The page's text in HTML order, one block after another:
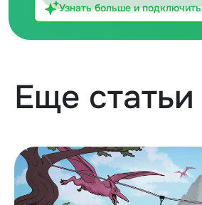
Узнать больше и подключить
Еще статьи